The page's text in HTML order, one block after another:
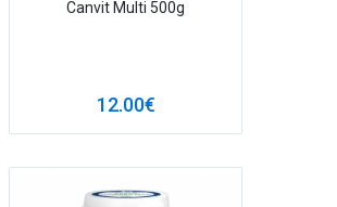
Canvit Multi 500g
12.00€